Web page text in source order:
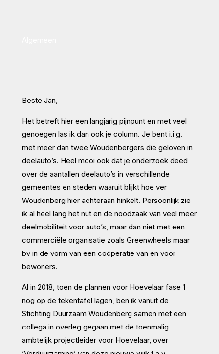
Beste Jan,
Het betreft hier een langjarig pijnpunt en met veel
genoegen las ik dan ook je column. Je bent i.i.g.
met meer dan twee Woudenbergers die geloven in
deelauto’s. Heel mooi ook dat je onderzoek deed
over de aantallen deelauto’s in verschillende
gemeentes en steden waaruit blijkt hoe ver
Woudenberg hier achteraan hinkelt. Persoonlijk zie
ik al heel lang het nut en de noodzaak van veel meer
deelmobiliteit voor auto’s, maar dan niet met een
commerciële organisatie zoals Greenwheels maar
bv in de vorm van een coöperatie van en voor
bewoners.
Al in 2018, toen de plannen voor Hoevelaar fase 1
nog op de tekentafel lagen, ben ik vanuit de
Stichting Duurzaam Woudenberg samen met een
collega in overleg gegaan met de toenmalig
ambtelijk projectleider voor Hoevelaar, over